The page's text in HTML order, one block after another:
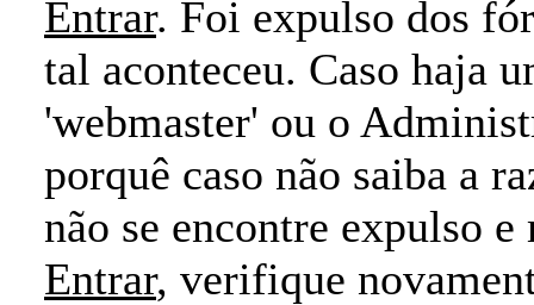
Entrar. Foi expulso dos
tal aconteceu. Caso haja
'webmaster' ou o
porquê caso não saiba a
não se encontre expulso
Entrar, verifique